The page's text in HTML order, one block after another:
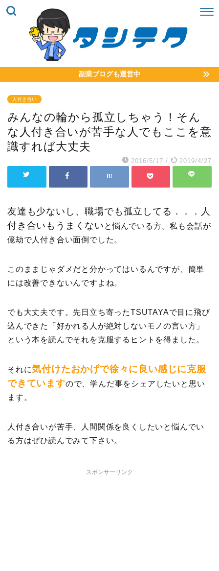
副業ブログも運営中
人付き合い
みんなの輪から孤立しちゃう！そん
な人付き合いが苦手な人でもここを意
識すれば大丈夫
2016/5/17 / 2019/4/27
友達も少ないし、職場でも孤立してる．．．人
付き合いもうまくない と悩んでいる方。私も会話が
億劫で人付き合い面倒でした。
このままじゃダメだと分かってはいるんですが、簡単
には改善できないんですよね。
でも大丈夫です。先日立ち寄ったTSUTAYAで目に飛び
込んできた「好かれる人が絶対しないモノの言い方」
という本を読んでそれを克服するヒントを得ました。
それに気付けたおかげで徐々に良い感じに克服
できていますので、学んだ事をシェアしたいと思い
ます。
人付き合いが苦手、人間関係を良くしたいと悩んでい
る方はぜひ読んでみて下さい。
スポンサーリンク